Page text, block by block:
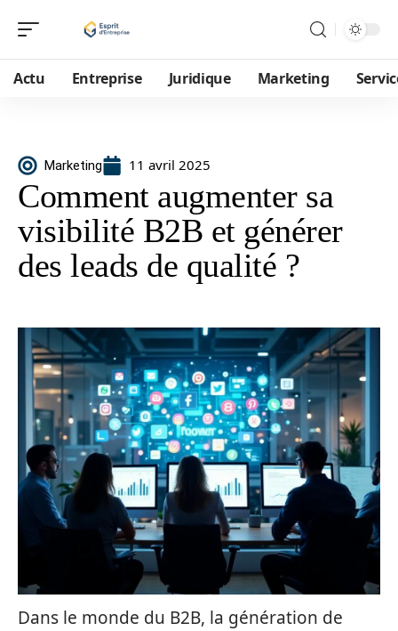
Actu Entreprise Juridique Marketing
Marketing 11 avril 2025
Comment augmenter sa
visibilité B2B et générer
des leads de qualité ?
Dans le monde du B2B, la génération de